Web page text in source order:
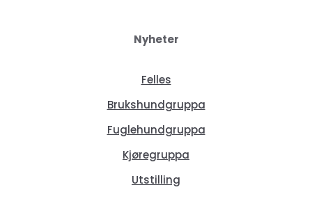
Nyheter
Felles
Brukshundgruppa
Fuglehundgruppa
Kjøregruppa
Utstilling